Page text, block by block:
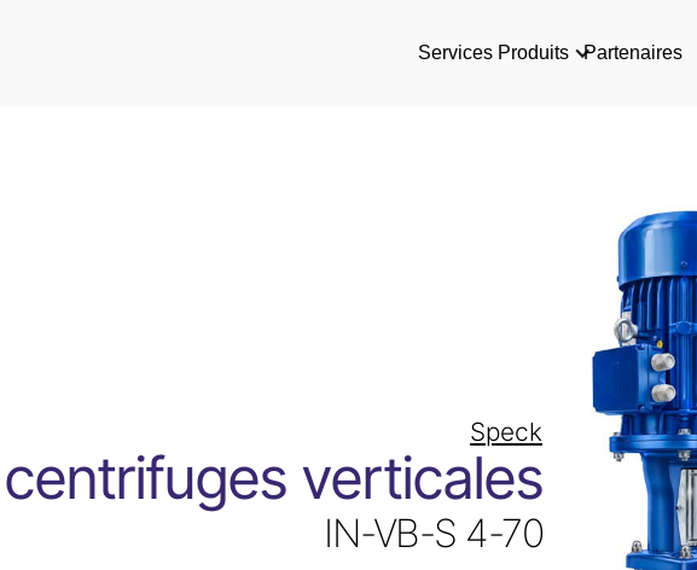
Services Produits Partenaires
Speck
verticales
IN-VB-S 4-70